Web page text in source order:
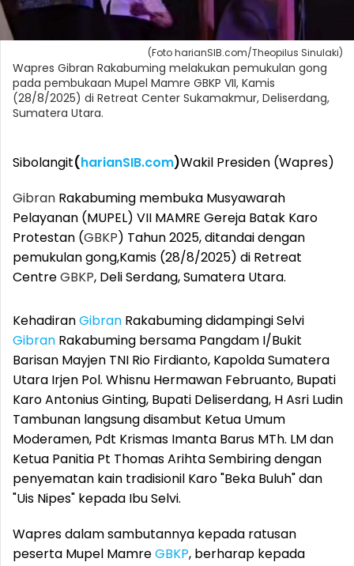
(Foto harianSIB.com/Theopilus Sinulaki)
Wapres Gibran Rakabuming melakukan pemukulan gong
pada pembukaan Mupel Mamre GBKP VII, Kamis
(28/8/2025) di Retreat Center Sukamakmur, Deliserdang,
Sumatera Utara.
Sibolangit(harianSIB.com)Wakil Presiden (Wapres)
Gibran Rakabuming membuka Musyawarah
Pelayanan (MUPEL) VII MAMRE Gereja Batak Karo
Protestan (GBKP) Tahun 2025, ditandai dengan
pemukulan gong,Kamis (28/8/2025) di Retreat
CentreGBKP, Deli Serdang, Sumatera Utara.
KehadiranGibran Rakabuming didampingi Selvi
Gibran Rakabuming bersama Pangdam I/Bukit
Barisan Mayjen TNI Rio Firdianto, Kapolda Sumatera
Utara Irjen Pol. Whisnu Hermawan Februanto, Bupati
Karo Antonius Ginting, Bupati Deliserdang, H Asri Ludin
Tambunan langsung disambut Ketua Umum
Moderamen, Pdt Krismas Imanta Barus MTh. LM dan
Ketua Panitia Pt Thomas Arihta Sembiring dengan
penyematan kain tradisionil Karo "Beka Buluh" dan
"Uis Nipes" kepada Ibu Selvi.
Wapres dalam sambutannya kepada ratusan
peserta Mupel MamreGBKP, berharap kepada